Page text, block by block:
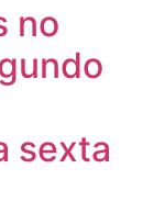
no
sexta